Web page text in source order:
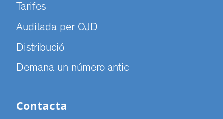
Tarifes
Auditada per OJD
Distribució
Demana un número antic
Contacta